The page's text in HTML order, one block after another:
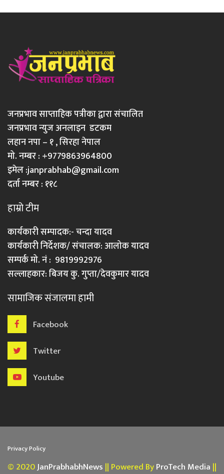
जनप्रभाव साप्ताहिक पत्रीका द्वारा संचालित
जनप्रभाव न्युज अनलाइन डटकम
लहान नपा – १ , सिरहा नेपाल
मो. नम्बर : +9779863964800
इमेल :janprabhab@gmail.com
दर्ता नम्बर : ११८
हाम्रो टीम
कार्यकारी सम्पादक:- चन्दा यादव
कार्यकारी निर्देशक/ संचालक: आलोक यादव
सम्पर्क मो. नं : 9819992976
सल्लाहकार: बिजय कु. गुप्ता/देवकुमार यादव
सामाजिक संजालमा हामी
Facebook
Twitter
Youtube
Privacy Policy
© 2020JanPrabhabhNews || Powered ByProTech Media ||